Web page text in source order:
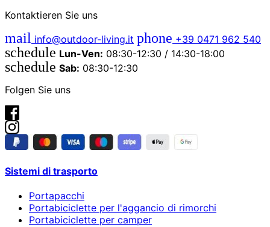
Kontaktieren Sie uns
mail info@outdoor-living.it phone +39 0471 962 540
schedule Lun-Ven: 08:30-12:30 / 14:30-18:00
schedule Sab: 08:30-12:30
Folgen Sie uns
Sistemi di trasporto
Portapacchi
Portabiciclette per l'aggancio di rimorchi
Portabiciclette per camper